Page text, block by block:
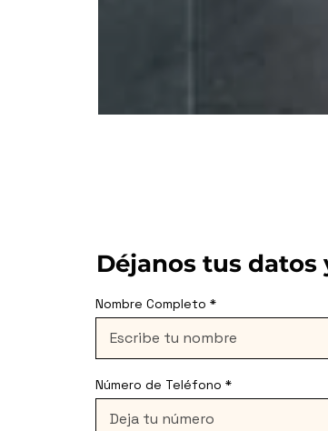
Déjanos tus
Nombre Completo
Número de Teléfono